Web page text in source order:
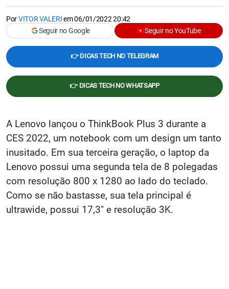
PorVITOR VALERIem06/01/2022 20:42
Seguir no Google
Seguir no YouTube
👉 DICAS TECH NO TELEGRAM
👉 DICAS TECH NO WHATSAPP
A Lenovo lançou o ThinkBook Plus 3 durante a
CES 2022, um notebook com um design um tanto
inusitado. Em sua terceira geração, o laptop da
Lenovo possui uma segunda tela de 8 polegadas
com resolução 800 x 1280 ao lado do teclado.
Como se não bastasse, sua tela principal é
ultrawide, possui 17,3" e resolução 3K.